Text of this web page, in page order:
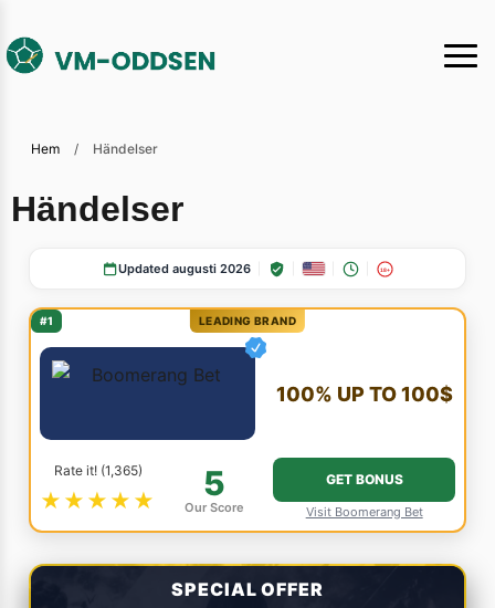
Hem / Händelser
Händelser
Updated augusti 2026 18+
#1 LEADING BRAND
100% UP TO 100$
Rate it! (1,365)
★★★★★ 5
Our Score
GET BONUS
Visit Boomerang Bet
SPECIAL OFFER